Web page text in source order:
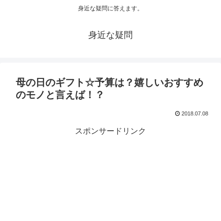
身近な疑問に答えます。
身近な疑問
母の日のギフト☆予算は？嬉しいおすすめ
のモノと言えば！？
2018.07.08
スポンサードリンク